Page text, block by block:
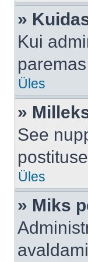
»
Kui
Üles
»
See
Üles
» Miks